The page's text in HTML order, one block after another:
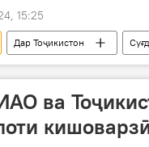
15:25
Дар Тоҷикистон Суғд
ва